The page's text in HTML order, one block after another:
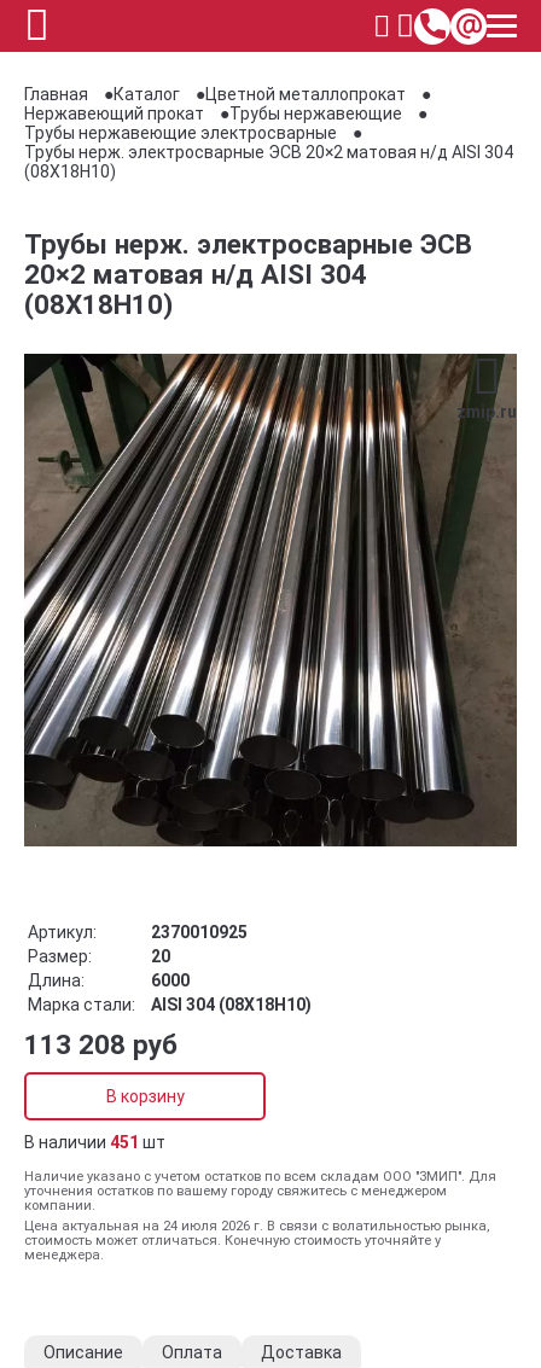
Главная Каталог
Цветной металлопрокат
Нержавеющий прокат
Трубы нержавеющие
Трубы нержавеющие электросварные
Трубы нерж. электросварные ЭСВ 20×2 матовая н/д AISI 304
(08Х18Н10)
Трубы нерж. электросварные ЭСВ
20×2 матовая н/д AISI 304
(08Х18Н10)
zmip.ru
Артикул:
2370010925
Размер:
20
Длина:
6000
Марка стали:
AISI 304 (08Х18Н10)
113 208 руб
В корзину
В наличии 451 шт
Наличие указано с учетом остатков по всем складам ООО "ЗМИП". Для
уточнения остатков по вашему городу свяжитесь с менеджером
компании.
Цена актуальная на 24 июля 2026 г. В связи с волатильностью рынка,
стоимость может отличаться. Конечную стоимость уточняйте у
менеджера.
Описание Оплата Доставка